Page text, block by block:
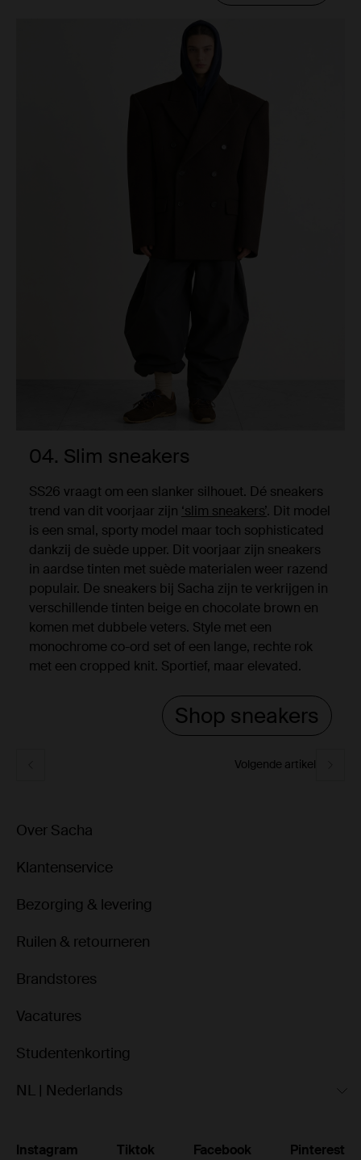
04. Slim sneakers
SS26 vraagt om een slanker silhouet. Dé sneakers
trend van dit voorjaar zijn ‘slim sneakers’. Dit model
is een smal, sporty model maar toch sophisticated
dankzij de suède upper. Dit voorjaar zijn sneakers
in aardse tinten met suède materialen weer razend
populair. De sneakers bij Sacha zijn te verkrijgen in
verschillende tinten beige en chocolate brown en
komen met dubbele veters. Style met een
monochrome co-ord set of een lange, rechte rok
met een cropped knit. Sportief, maar elevated.
Shop sneakers
Volgende artikel
Over Sacha
Klantenservice
Bezorging & levering
Ruilen & retourneren
Brandstores
Vacatures
Studentenkorting
NL | Nederlands
Instagram Tiktok Facebook Pinterest